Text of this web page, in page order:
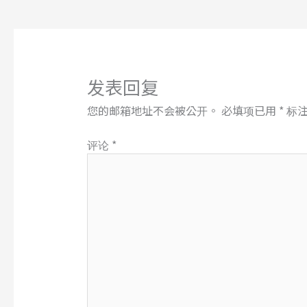
发表回复
您的邮箱地址不会被公开。 必填项已用 * 标
评论 *